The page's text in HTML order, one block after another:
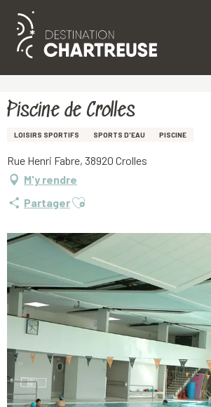
Aller
principal
Piscine de Crolles
LOISIRS SPORTIFS SPORTS D'EAU PISCINE
Rue Henri Fabre, 38920 Crolles
M'y rendre
PartagerAjouter aux favoris